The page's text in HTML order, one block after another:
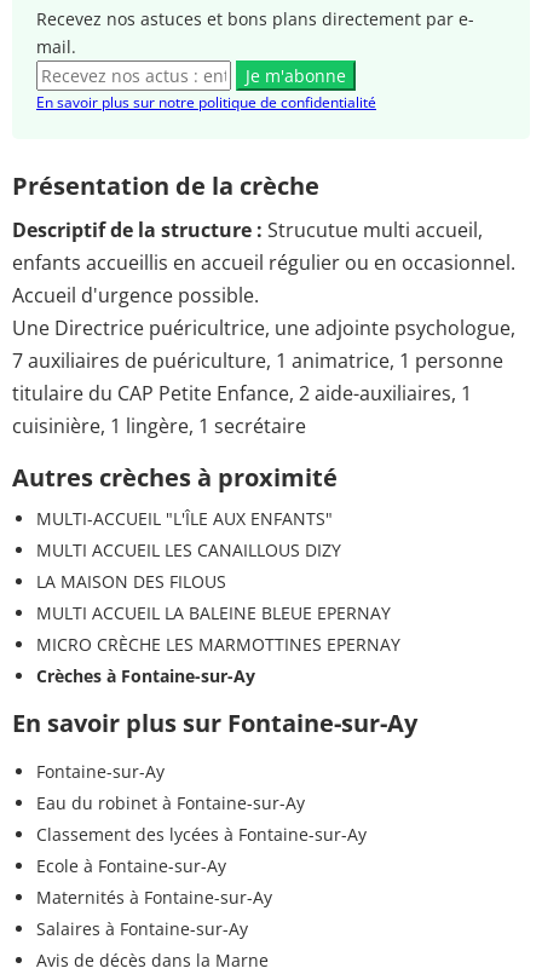
Recevez nos astuces et bons plans directement par e-
mail.
Je m'abonne
En savoir plus sur notre politique de confidentialité
Présentation de la crèche
Descriptif de la structure : Strucutue multi accueil,
enfants accueillis en accueil régulier ou en occasionnel.
Accueil d'urgence possible.
Une Directrice puéricultrice, une adjointe psychologue,
7 auxiliaires de puériculture, 1 animatrice, 1 personne
titulaire du CAP Petite Enfance, 2 aide-auxiliaires, 1
cuisinière, 1 lingère, 1 secrétaire
Autres crèches à proximité
MULTI-ACCUEIL "L'ÎLE AUX ENFANTS"
MULTI ACCUEIL LES CANAILLOUS DIZY
LA MAISON DES FILOUS
MULTI ACCUEIL LA BALEINE BLEUE EPERNAY
MICRO CRÈCHE LES MARMOTTINES EPERNAY
Crèches à Fontaine-sur-Ay
En savoir plus sur Fontaine-sur-Ay
Fontaine-sur-Ay
Eau du robinet à Fontaine-sur-Ay
Classement des lycées à Fontaine-sur-Ay
Ecole à Fontaine-sur-Ay
Maternités à Fontaine-sur-Ay
Salaires à Fontaine-sur-Ay
Avis de décès dans la Marne